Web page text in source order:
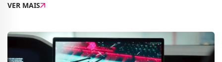
entregar 15% das receitas obtidas na Chin
VER MAIS